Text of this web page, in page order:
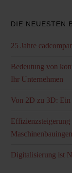
DIE NEUESTEN
25 Jahre
Bedeutung von
Ihr Unternehmen
Von 2D zu 3D:
Digitalisierung ist